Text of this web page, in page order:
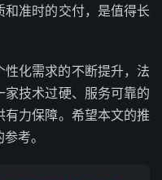
准时的交付，是值得长
性化需求的不断提升，法
技术过硬、服务可靠的
力保障。希望本文的推
考。